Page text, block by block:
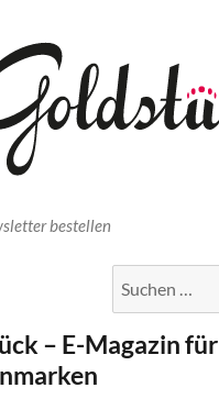
bestellen
nach:
– E-Magazin für